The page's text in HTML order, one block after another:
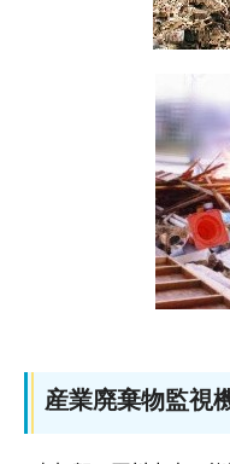
産業廃棄物監視